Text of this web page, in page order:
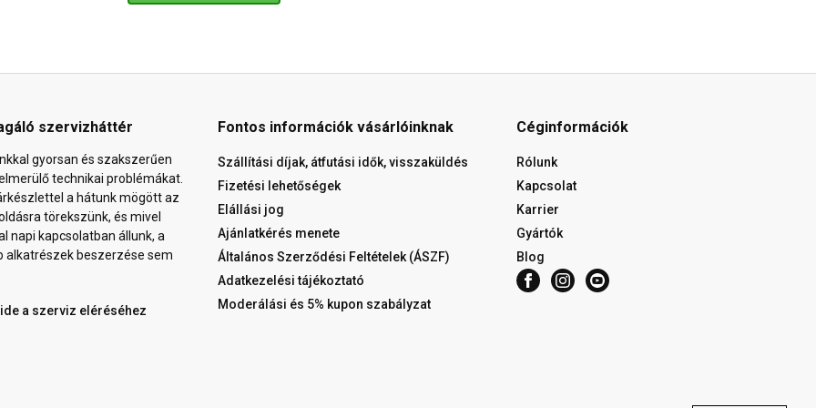
szervizháttér
gyorsan és szakszerűen
technikai problémákat.
a hátunk mögött az
törekszünk, és mivel
napi kapcsolatban állunk, a
alkatrészek beszerzése sem
a szerviz eléréséhez
Fontos információk vásárlóinknak
Szállítási díjak, átfutási idők, visszaküldés
Fizetési lehetőségek
Elállási jog
Ajánlatkérés menete
Általános Szerződési Feltételek (ÁSZF)
Adatkezelési tájékoztató
Moderálási és 5% kupon szabályzat
Céginformációk
Rólunk
Kapcsolat
Karrier
Gyártók
Blog